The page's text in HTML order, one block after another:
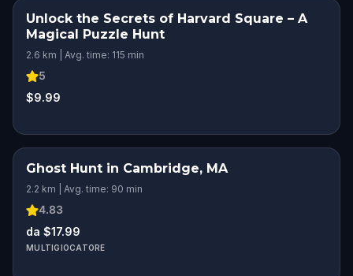
Unlock the Secrets of Harvard Square – A
Magical Puzzle Hunt
2.6 km | Avg. time: 115 min
5
$9.99
Ghost Hunt in Cambridge, MA
2.2 km | Avg. time: 90 min
4.83
da $17.99
MULTIGIOCATORE